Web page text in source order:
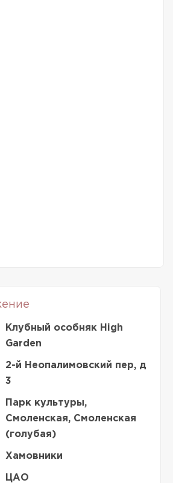
Клубный особняк High
Garden
2-й Неопалимовский пер, д
3
Парк культуры,
Смоленская, Смоленская
(голубая)
Хамовники
ЦАО